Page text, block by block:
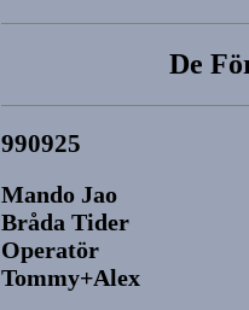
De
990925
Mando Jao
Bråda Tider
Operatör
Tommy+Alex